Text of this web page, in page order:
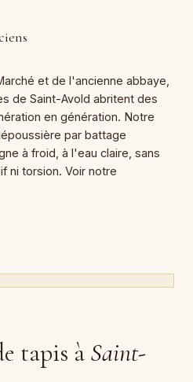
et de l'ancienne abbaye,
de Saint-Avold abritent des
en génération. Notre
par battage
à froid, à l'eau claire, sans
ni torsion. Voir notre
tapis à Saint-